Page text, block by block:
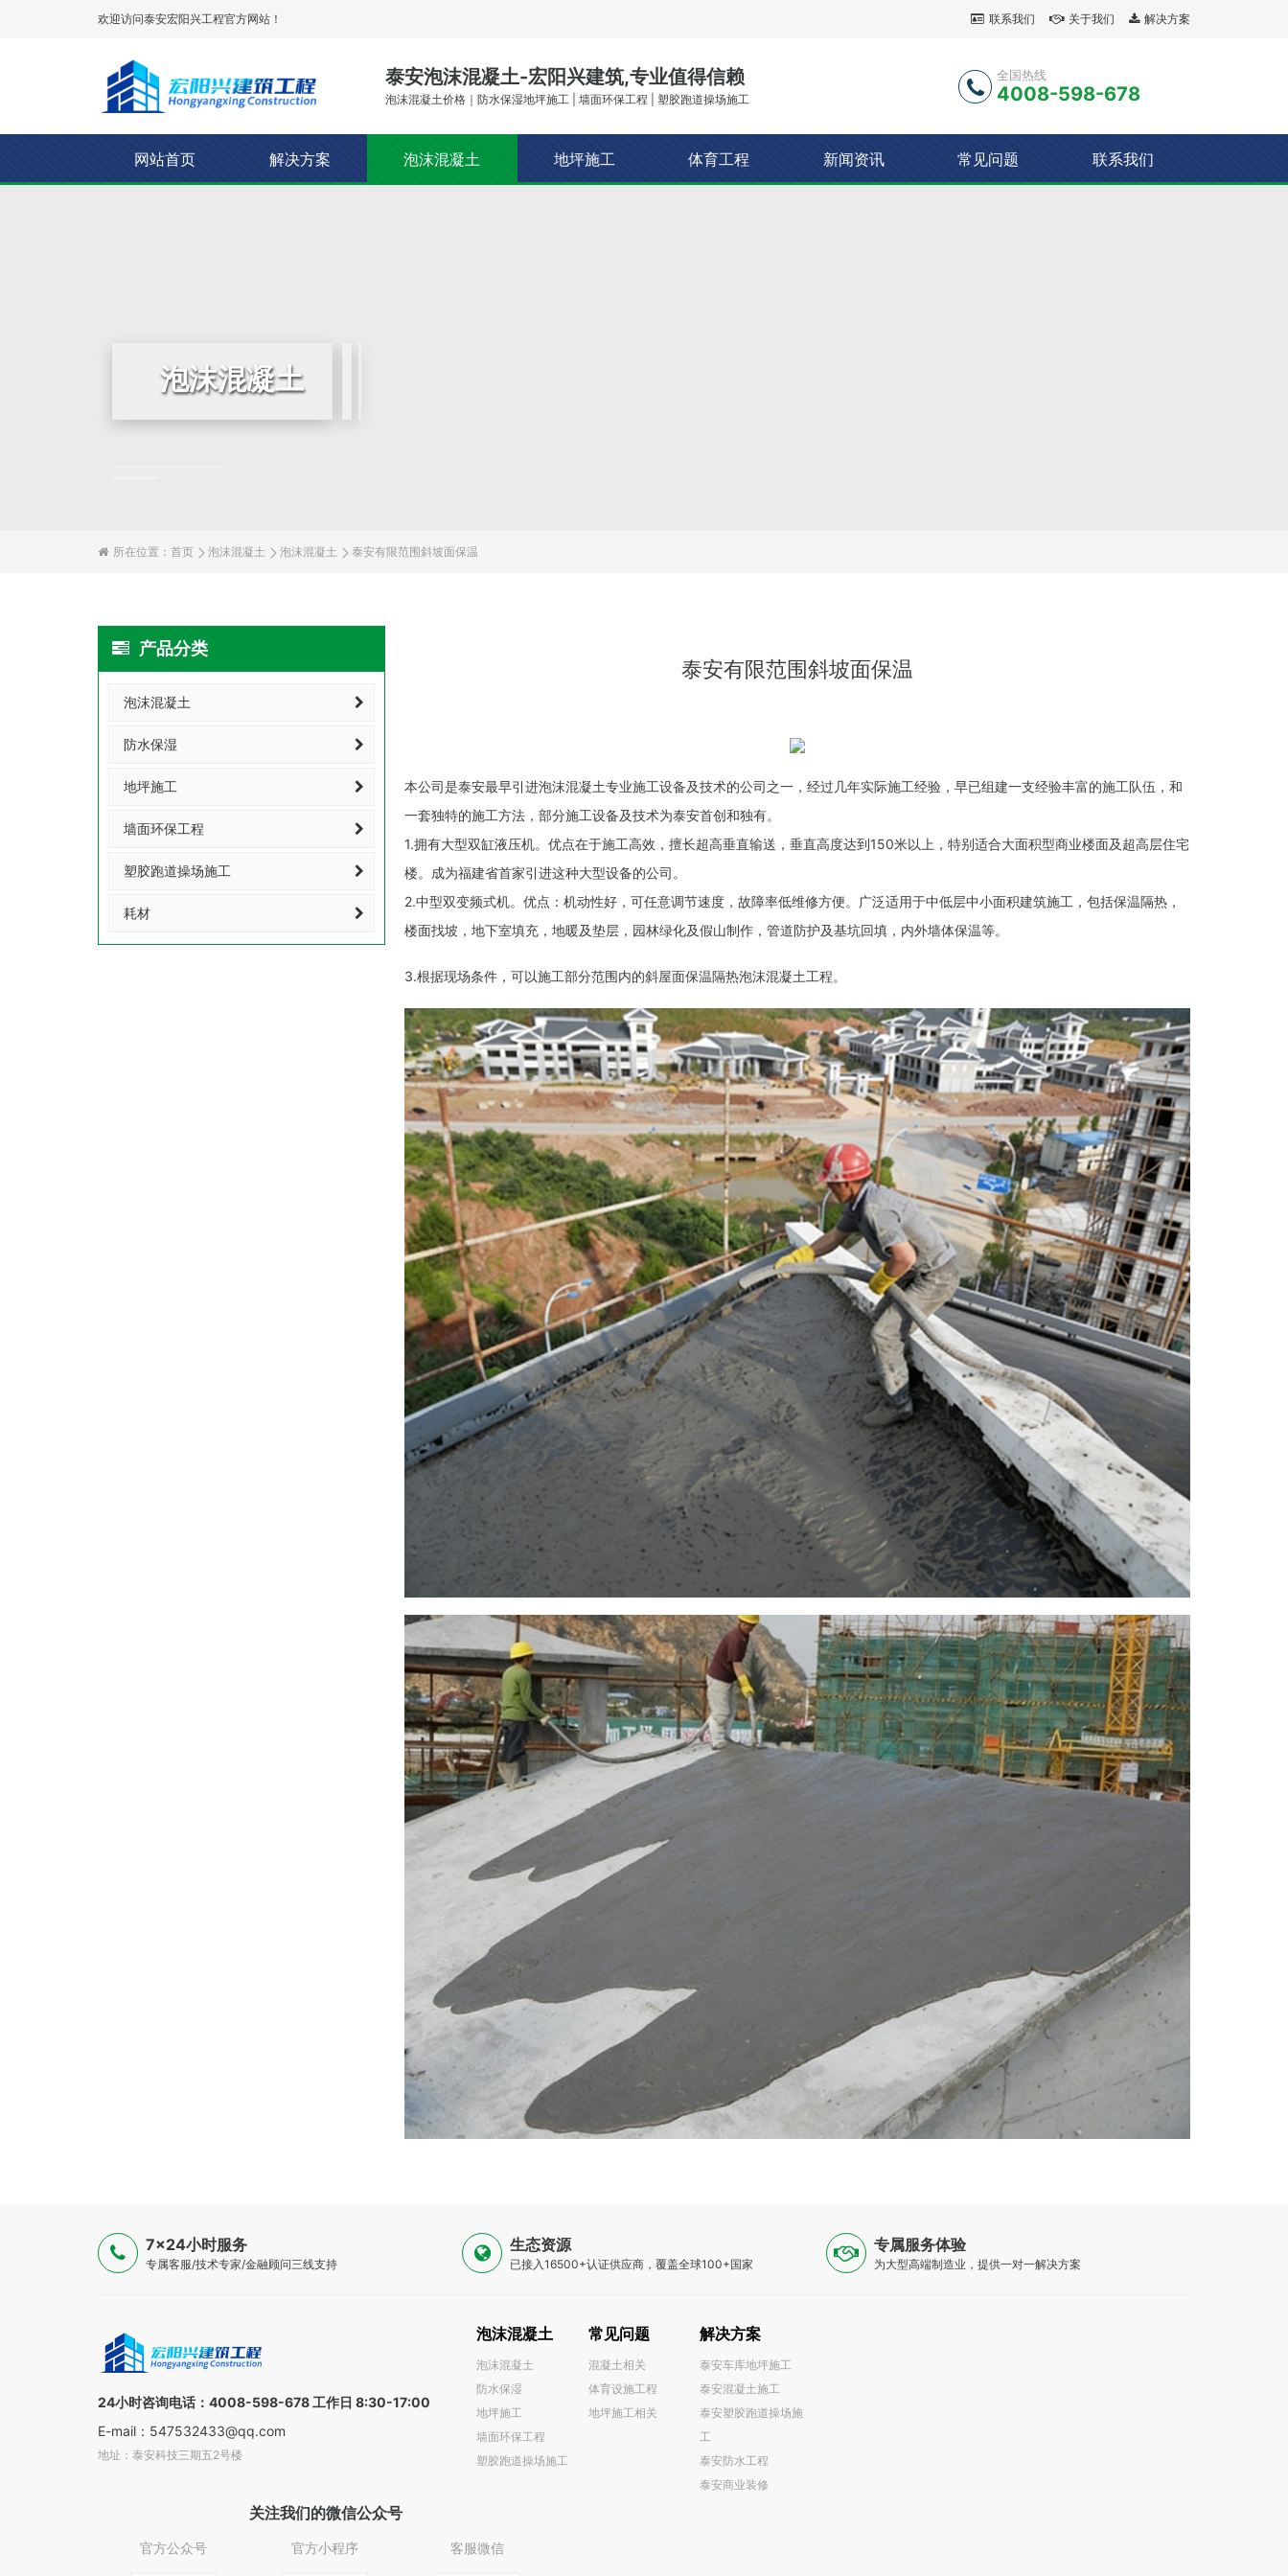
欢迎访问泰安宏阳兴工程官方网站！ 解决方案
关于我们
联系我们
泰安泡沫混凝土-宏阳兴建筑,专业值得信赖
泡沫混凝土价格｜防水保湿地坪施工 | 墙面环保工程 | 塑胶跑道操场施工
全国热线
4008-598-678
网站首页 解决方案 泡沫混凝土 地坪施工 体育工程 新闻资讯 常见问题 联系我们
泡沫混凝土
所在位置： 首页 泡沫混凝土 泡沫混凝土 泰安有限范围斜坡面保温
产品分类
泡沫混凝土
防水保湿
地坪施工
墙面环保工程
塑胶跑道操场施工
耗材
泰安有限范围斜坡面保温
本公司是泰安最早引进泡沫混凝土专业施工设备及技术的公司之一，经过几年实际施工经验，早已组建一支经验丰富的施工队伍，和
一套独特的施工方法，部分施工设备及技术为泰安首创和独有。
1.拥有大型双缸液压机。优点在于施工高效，擅长超高垂直输送，垂直高度达到150米以上，特别适合大面积型商业楼面及超高层住宅
楼。成为福建省首家引进这种大型设备的公司。
2.中型双变频式机。优点：机动性好，可任意调节速度，故障率低维修方便。广泛适用于中低层中小面积建筑施工，包括保温隔热，
楼面找坡，地下室填充，地暖及垫层，园林绿化及假山制作，管道防护及基坑回填，内外墙体保温等。
3.根据现场条件，可以施工部分范围内的斜屋面保温隔热泡沫混凝土工程。
7×24小时服务
专属客服/技术专家/金融顾问三线支持
生态资源
已接入16500+认证供应商，覆盖全球100+国家
专属服务体验
为大型高端制造业，提供一对一解决方案
24小时咨询电话：4008-598-678 工作日 8:30-17:00
E-mail：547532433@qq.com
地址：泰安科技三期五2号楼
泡沫混凝土
泡沫混凝土
防水保湿
地坪施工
墙面环保工程
塑胶跑道操场施工
常见问题
混凝土相关
体育设施工程
地坪施工相关
解决方案
泰安车库地坪施工
泰安混凝土施工
泰安塑胶跑道操场施
工
泰安防水工程
泰安商业装修
关注我们的微信公众号
官方公众号 官方小程序 客服微信